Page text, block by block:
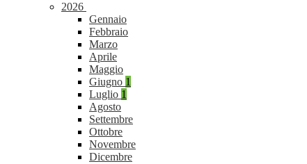
2026
Gennaio
Febbraio
Marzo
Aprile
Maggio
Giugno 1
Luglio 1
Agosto
Settembre
Ottobre
Novembre
Dicembre